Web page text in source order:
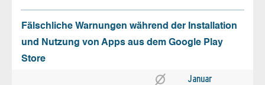
Fälschliche Warnungen während der Installation
und Nutzung von Apps aus dem Google Play
Store
Januar